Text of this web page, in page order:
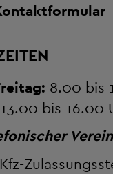
8.00 bis
13.00 bis 16.00